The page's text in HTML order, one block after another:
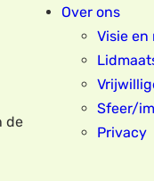
de
Over ons
Visie en
Sfeer/
Privacy